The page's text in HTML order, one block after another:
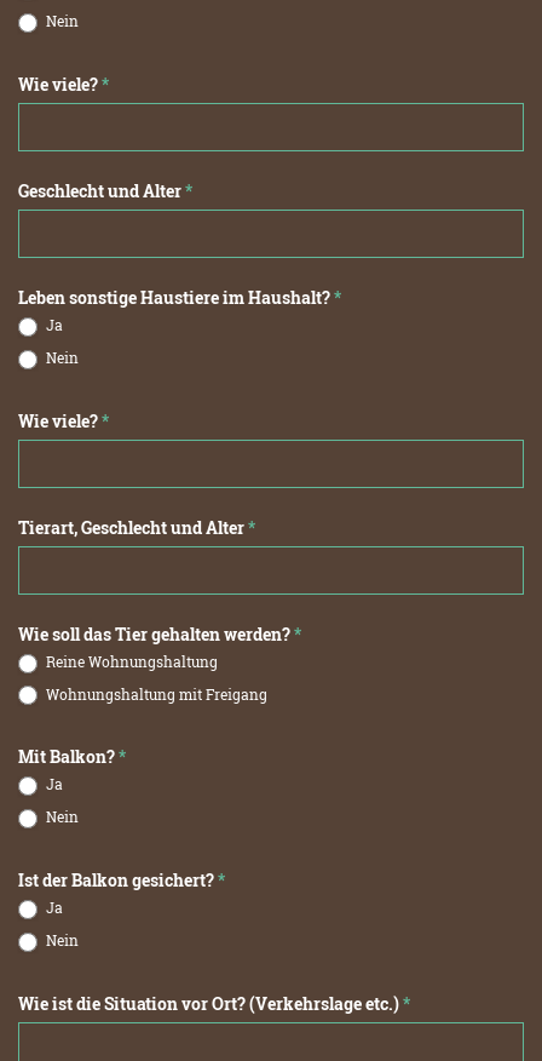
Nein
Wie viele?*
Geschlecht und Alter*
Leben sonstige Haustiere im Haushalt?*
Ja
Nein
Wie viele?*
Tierart, Geschlecht und Alter*
Wie soll das Tier gehalten werden?*
Reine Wohnungshaltung
Wohnungshaltung mit Freigang
Mit Balkon?*
Ja
Nein
Ist der Balkon gesichert?*
Ja
Nein
Wie ist die Situation vor Ort? (Verkehrslage etc.)*